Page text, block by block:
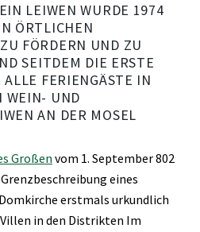
LEIWEN WURDE 1974
ÖRTLICHEN
FÖRDERN UND ZU
SEITDEM DIE ERSTE
FERIENGÄSTE IN
WEIN- UND
AN DER MOSEL
Großen vom 1. September 802
eines
erstmals urkundlich
in den Distrikten Im